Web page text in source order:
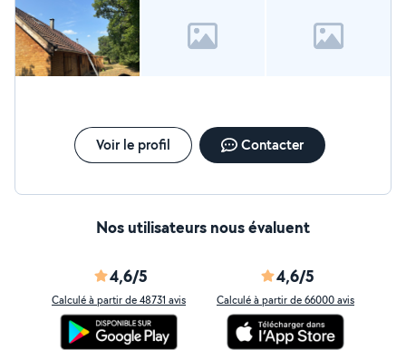
Voir le profil Contacter
Nos utilisateurs nous évaluent
4,6/5
Calculé à partir de 48731 avis
4,6/5
Calculé à partir de 66000 avis